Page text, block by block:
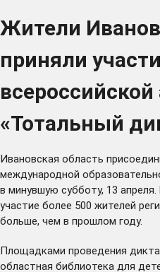
Жители
приняли
«Тотальный
Ивановская область
международной
в минувшую субботу, 13
участие более 500 жителей
больше, чем в прошлом году.
Площадками проведения
областная библиотека для